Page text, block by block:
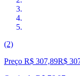
(2)
Preço R$ 307,89R$